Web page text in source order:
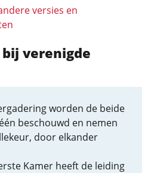
versies en
bij verenigde
worden de beide
beschouwd en nemen
door elkander
Kamer heeft de leiding